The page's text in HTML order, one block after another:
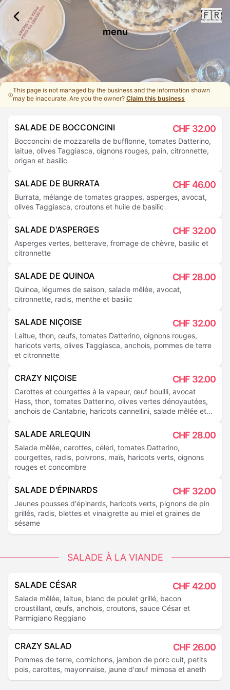
🇫🇷
menu
This page is not managed by the business and the information shown
may be inaccurate. Are you the owner?Claim this business
SALADE DE BOCCONCINI CHF 32.00
Bocconcini de mozzarella de bufflonne, tomates Datterino,
laitue, olives Taggiasca, oignons rouges, pain, citronnette,
origan et basilic
SALADE DE BURRATA CHF 46.00
Burrata, mélange de tomates grappes, asperges, avocat,
olives Taggiasca, croutons et huile de basilic
SALADE D'ASPERGES CHF 32.00
Asperges vertes, betterave, fromage de chèvre, basilic et
citronnette
SALADE DE QUINOA CHF 28.00
Quinoa, légumes de saison, salade mêlée, avocat,
citronnette, radis, menthe et basilic
SALADE NIÇOISE CHF 32.00
Laitue, thon, œufs, tomates Datterino, oignons rouges,
haricots verts, olives Taggiasca, anchois, pommes de terre
et citronnette
CRAZY NIÇOISE CHF 32.00
Carottes et courgettes à la vapeur, œuf bouilli, avocat
Hass, thon, tomates Datterino, olives vertes dénoyautées,
anchois de Cantabrie, haricots cannellini, salade mêlée et
SALADE ARLEQUIN CHF 28.00
Salade mêlée, carottes, céleri, tomates Datterino,
courgettes, radis, poivrons, maïs, haricots verts, oignons
rouges et concombre
SALADE D'ÉPINARDS CHF 32.00
Jeunes pousses d'épinards, haricots verts, pignons de pin
grillés, radis, blettes et vinaigrette au miel et graines de
sésame
SALADE À LA VIANDE
SALADE CÉSAR CHF 42.00
Salade mêlée, laitue, blanc de poulet grillé, bacon
croustillant, œufs, anchois, croutons, sauce César et
Parmigiano Reggiano
CRAZY SALAD CHF 26.00
Pommes de terre, cornichons, jambon de porc cuit, petits
pois, carottes, mayonnaise, jaune d'œuf mimosa et aneth